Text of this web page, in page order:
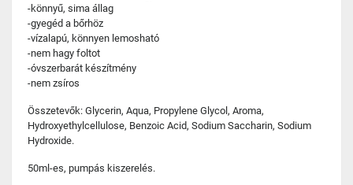
-könnyű, sima állag
-gyegéd a bőrhöz
-vízalapú, könnyen lemosható
-nem hagy foltot
-óvszerbarát készítmény
-nem zsíros
Összetevők: Glycerin, Aqua, Propylene Glycol, Aroma,
Hydroxyethylcellulose, Benzoic Acid, Sodium Saccharin, Sodium
Hydroxide.
50ml-es, pumpás kiszerelés.